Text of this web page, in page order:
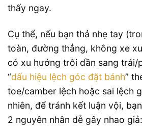
thấy ngay.
Cụ thể, nếu bạn thả nhẹ tay
toàn, đường thẳng, không xe
có xu hướng trôi dần sang trái/
“dấu hiệu lệch góc đặt bánh”
toe/camber lệch hoặc sai lệch
nhiên, để tránh kết luận vội,
2 nguyên nhân dễ gây nhao giả: